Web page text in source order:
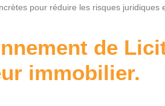
pour réduire les risques juridiques
de
immobilier.